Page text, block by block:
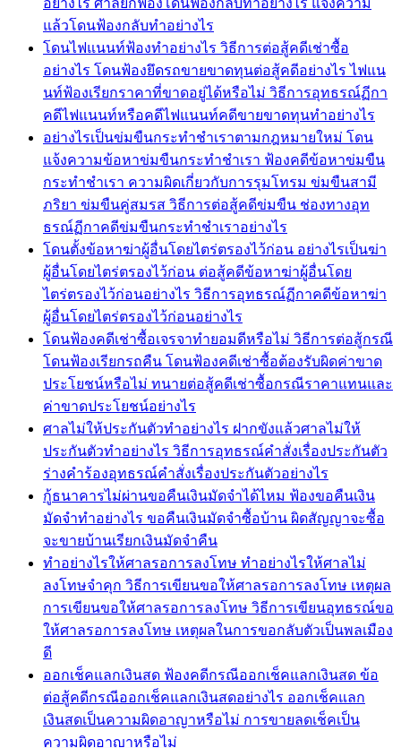
แล้วโดนฟ้องกลับทำอย่างไร
โดนไฟแนนท์ฟ้องทำอย่างไร วิธีการต่อสู้คดีเช่าซื้อ
อย่างไร โดนฟ้องยึดรถขายขาดทุนต่อสู้คดีอย่างไร ไฟแน
นท์ฟ้องเรียกราคาที่ขาดอยู่ได้หรือไม่ วิธีการอุทธรณ์ฏีกา
คดีไฟแนนท์หรือคดีไฟแนนท์คดีขายขาดทุนทำอย่างไร
อย่างไรเป็นข่มขืนกระทำชำเราตามกฎหมายใหม่ โดน
แจ้งความข้อหาข่มขืนกระทำชำเรา ฟ้องคดีข้อหาข่มขืน
กระทำชำเรา ความผิดเกี่ยวกับการรุมโทรม ข่มขืนสามี
ภริยา ข่มขืนคู่สมรส วิธีการต่อสู้คดีข่มขืน ช่องทางอุท
ธรณ์ฏีกาคดีข่มขืนกระทำชำเราอย่างไร
โดนตั้งข้อหาฆ่าผู้อื่นโดยไตร่ตรองไว้ก่อน อย่างไรเป็นฆ่า
ผู้อื่นโดยไตร่ตรองไว้ก่อน ต่อสู้คดีข้อหาฆ่าผู้อื่นโดย
ไตร่ตรองไว้ก่อนอย่างไร วิธีการอุทธรณ์ฏีกาคดีข้อหาฆ่า
ผู้อื่นโดยไตร่ตรองไว้ก่อนอย่างไร
โดนฟ้องคดีเช่าซื้อเจรจาทำยอมดีหรือไม่ วิธีการต่อสู้กรณี
โดนฟ้องเรียกรถคืน โดนฟ้องคดีเช่าซื้อต้องรับผิดค่าขาด
ประโยชน์หรือไม่ ทนายต่อสู้คดีเช่าซื้อกรณีราคาแทนและ
ค่าขาดประโยชน์อย่างไร
ศาลไม่ให้ประกันตัวทำอย่างไร ฝากขังแล้วศาลไม่ให้
ประกันตัวทำอย่างไร วิธีการอุทธรณ์คำสั่งเรื่องประกันตัว
ร่างคำร้องอุทธรณ์คำสั่งเรื่องประกันตัวอย่างไร
กู้ธนาคารไม่ผ่านขอคืนเงินมัดจำได้ไหม ฟ้องขอคืนเงิน
มัดจำทำอย่างไร ขอคืนเงินมัดจำซื้อบ้าน ผิดสัญญาจะซื้อ
จะขายบ้านเรียกเงินมัดจำคืน
ทำอย่างไรให้ศาลรอการลงโทษ ทำอย่างไรให้ศาลไม่
ลงโทษจำคุก วิธีการเขียนขอให้ศาลรอการลงโทษ เหตุผล
การเขียนขอให้ศาลรอการลงโทษ วิธีการเขียนอุทธรณ์ขอ
ให้ศาลรอการลงโทษ เหตุผลในการขอกลับตัวเป็นพลเมือง
ดี
ออกเช็คแลกเงินสด ฟ้องคดีกรณีออกเช็คแลกเงินสด ข้อ
ต่อสู้คดีกรณีออกเช็คแลกเงินสดอย่างไร ออกเช็คแลก
เงินสดเป็นความผิดอาญาหรือไม่ การขายลดเช็คเป็น
ความผิดอาญาหรือไม่